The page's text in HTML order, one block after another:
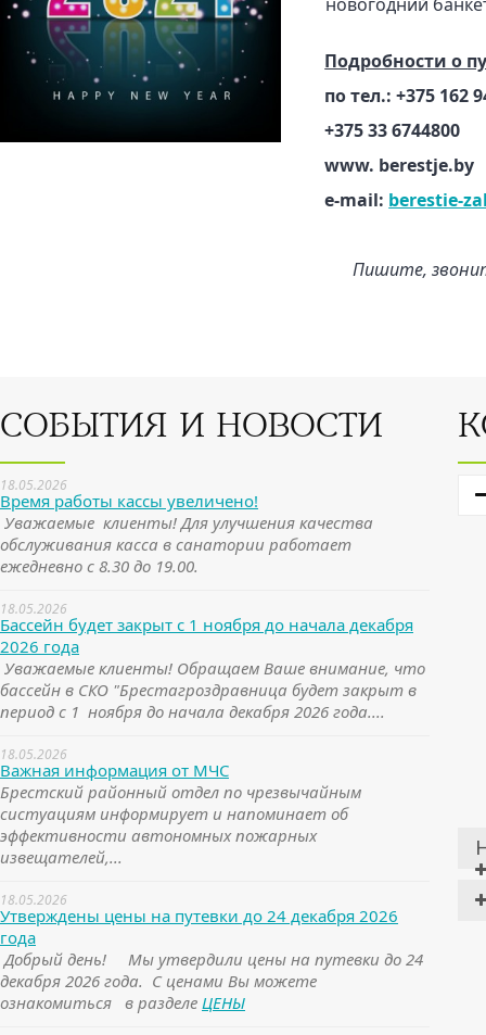
ОТЗЫВЫ
ДЕЯТЕЛЬНОСТЬ ОБЩЕСТВА
ПИШУТ О НАС..
Подробности о
по тел.: +375 162
+375 33 6744800
www. berestje.by
e-mail: berestie-
Пишите,
СОБЫТИЯ И НОВОСТИ
18.05.2026
Время работы кассы увеличено!
Уважаемые клиенты! Для улучшения качества
обслуживания касса в санатории работает
ежедневно с 8.30 до 19.00.
18.05.2026
Бассейн будет закрыт с 1 ноября до начала декабря
2026 года
Уважаемые клиенты! Обращаем Ваше внимание, что
бассейн в СКО "Брестагроздравница будет закрыт в
период с 1 ноября до начала декабря 2026 года....
18.05.2026
Важная информация от МЧС
Брестский районный отдел по чрезвычайным
систуациям информирует и напоминает об
эффективности автономных пожарных
извещателей,...
18.05.2026
Утверждены цены на путевки до 24 декабря 2026
года
Добрый день! Мы утвердили цены на путевки до 24
декабря 2026 года. С ценами Вы можете
ознакомиться в разделе ЦЕНЫ